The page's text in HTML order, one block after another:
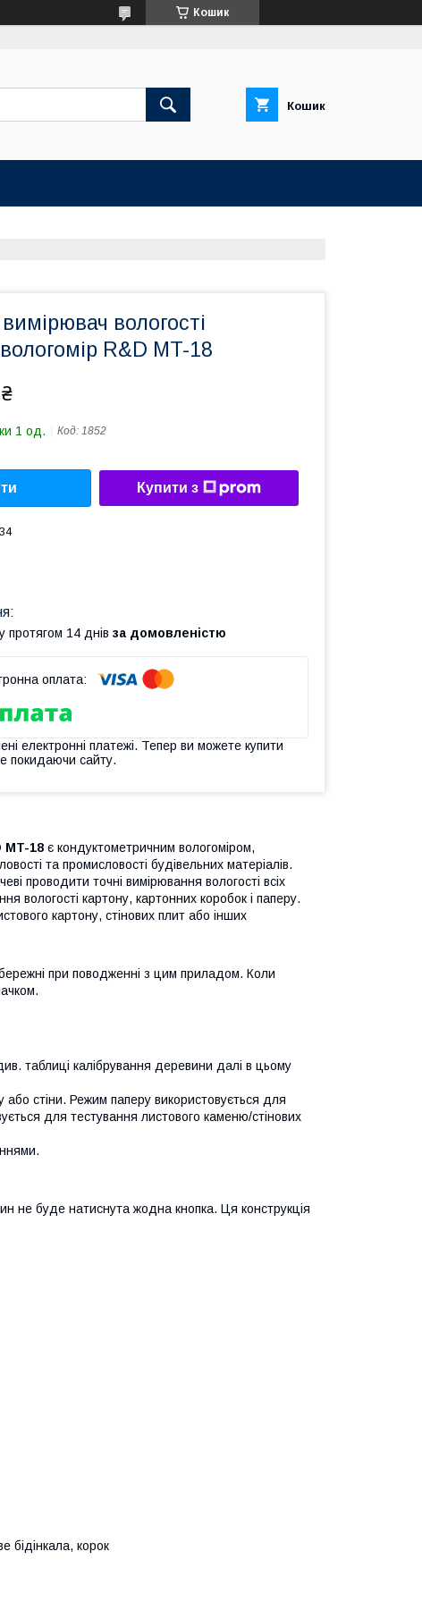
Кошик
Кошик
вологості
R&D MT-18
1 од. Код: 1852
Купити з
протягом 14 днів за домовленістю
електронні платежі. Тепер ви можете купити
покидаючи сайту.
MT-18 є кондуктометричним вологоміром,
та промисловості будівельних матеріалів.
проводити точні вимірювання вологості всіх
вологості картону, картонних коробок і паперу.
картону, стінових плит або інших
при поводженні з цим приладом. Коли
таблиці калібрування деревини далі в цьому
стіни. Режим паперу використовується для
для тестування листового каменю/стінових
не буде натиснута жодна кнопка. Ця конструкція
бідінкала, корок